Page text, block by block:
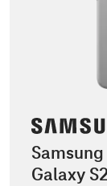
Galaxy